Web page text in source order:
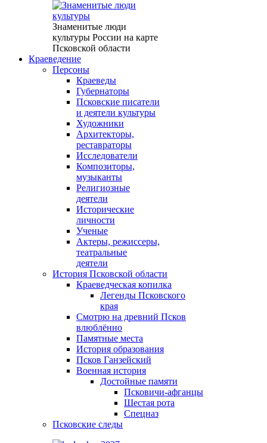
Знаменитые люди
культуры России на карте
Псковской области
Краеведение
Персоны
Краеведы
Губернаторы
Псковские писатели
и деятели культуры
Художники
Архитекторы,
реставраторы
Исследователи
Композиторы,
музыканты
Религиозные
деятели
Исторические
личности
Ученые
Актеры, режиссеры,
театральные
деятели
История Псковской области
Краеведческая копилка
Легенды Псковского
края
Смотрю на древний Псков
влюблённо
Памятные места
История образования
Псков Ганзейский
Военная история
Достойные памяти
Псковичи-афганцы
Шестая рота
Спецназ
Псковские следы